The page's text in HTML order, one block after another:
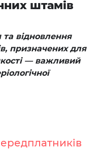
штамів
та відновлення
призначених для
— важливий